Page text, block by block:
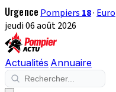
Urgence Pompiers 18·
jeudi 06 août 2026
Actualités Annuaire